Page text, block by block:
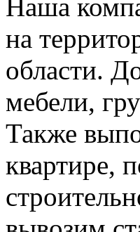
Наша
на
области.
мебели,
Также
квартире,